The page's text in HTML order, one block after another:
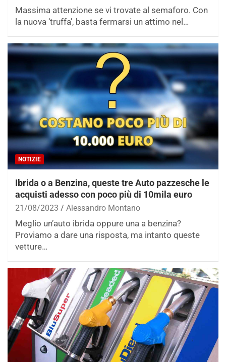
Massima attenzione se vi trovate al semaforo. Con
la nuova ‘truffa’, basta fermarsi un attimo nel…
NOTIZIE
Ibrida o a Benzina, queste tre Auto pazzesche le
acquisti adesso con poco più di 10mila euro
21/08/2023 Alessandro Montano
Meglio un’auto ibrida oppure una a benzina?
Proviamo a dare una risposta, ma intanto queste
vetture…